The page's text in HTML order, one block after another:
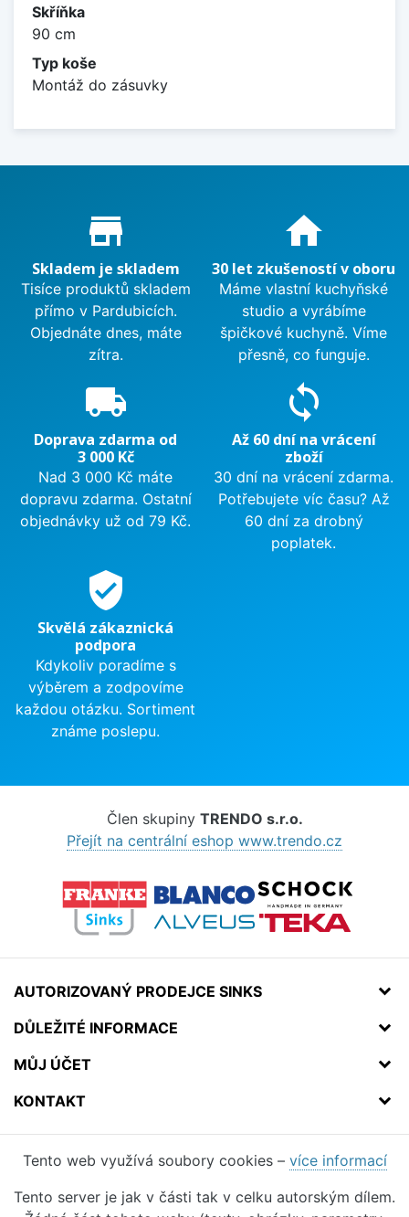
Skříňka
90 cm
Typ koše
Montáž do zásuvky
Proč nakupovat u nás?
store_mall_directory
Skladem je skladem
Tisíce produktů skladem
přímo v Pardubicích.
Objednáte dnes, máte
zítra.
home
30 let zkušeností v oboru
Máme vlastní kuchyňské
studio a vyrábíme
špičkové kuchyně. Víme
přesně, co funguje.
local_shipping
Doprava zdarma od
3 000 Kč
Nad 3 000 Kč máte
dopravu zdarma. Ostatní
objednávky už od 79 Kč.
sync
Až 60 dní na vrácení
zboží
30 dní na vrácení zdarma.
Potřebujete víc času? Až
60 dní za drobný
poplatek.
verified_user
Skvělá zákaznická
podpora
Kdykoliv poradíme s
výběrem a zodpovíme
každou otázku. Sortiment
známe poslepu.
Člen skupiny TRENDO s.r.o.
Přejít na centrální eshop www.trendo.cz
AUTORIZOVANÝ PRODEJCE SINKS
DŮLEŽITÉ INFORMACE
MŮJ ÚČET
KONTAKT
Tento web využívá soubory cookies – více informací
Tento server je jak v části tak v celku autorským dílem.